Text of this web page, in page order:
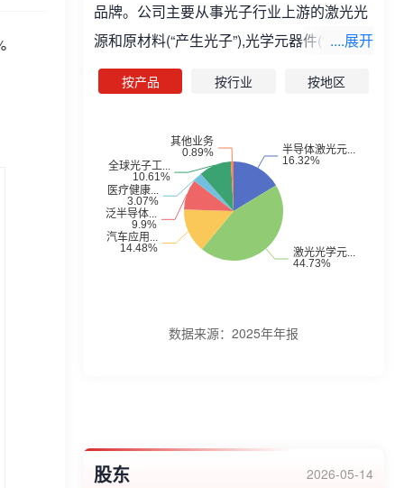
品牌。公司主要从事光子行业上游的激光光
源和原材料(“产生光子”),光学元器件(“调控光
子”),光子产业链中游的光子应用模块、模
组、子系统(“提供光子应用解决方案”)的研
半导体激光器、光纤耦合半导体激光器、专
业医疗健康应用光源及半导体激光器衬底材
料等;的光学元器件等;微型光学成像镜头模
组和微型光源整形与传输系统模组等;激光退
火系统、可变光斑激光系统等;汽车投影照明
子工艺和制造服务。企业荣誉:炬光科技旗下
获认定等、国家知识产权局“国家知识产权示
范企业”、“全国创新争先奖”、“国家技术创新
....展开
按产品 按行业 按地区
数据来源： 2025年年报
股东 2026-05-14